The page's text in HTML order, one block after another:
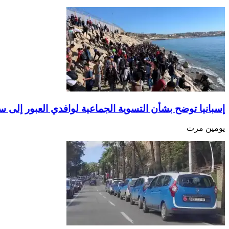
إسبانيا توضح بشأن التسوية الجماعية لوافدي العبور إلى
يومين مرت